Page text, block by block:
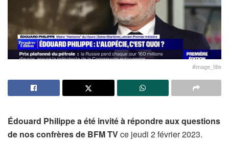
#image_title
Édouard Philippe a été invité à répondre aux questions
de nos confrères de BFM TVce jeudi 2 février 2023.